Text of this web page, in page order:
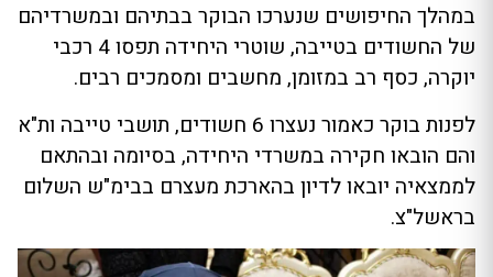
במהלך החיפושים שנערכו הבוקר בבתיהם ובמשרדיהם
של החשודים בטייבה, שוטרי היחידה תפסו 4 רכבי
יוקרה, כסף רב במזומן, מחשבים ומסמכים רבים.
לפנות בוקר כאמור נעצרו 6 חשודים, תושבי טייבה ות"א
והם הובאו חקירה במשרדי היחידה, בסיומה ובהתאם
לממצאיה יובאו לדיון בהארכת מעצרם בבימ"ש השלום
בראשל"צ.